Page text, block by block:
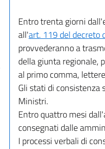
Entro trenta giorni
all'art. 119 del decreto
provvederanno a
della giunta regionale,
al primo comma,
Gli stati di consistenza
Ministri.
Entro quattro mesi
consegnati dalle
I processi verbali di